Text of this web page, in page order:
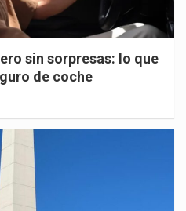
sin sorpresas: lo que
de coche